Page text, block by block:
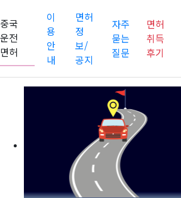
중국
운전
면허
이
용
안
내
면허
정
보/
공지
자주
묻는
질문
면허
취득
후기